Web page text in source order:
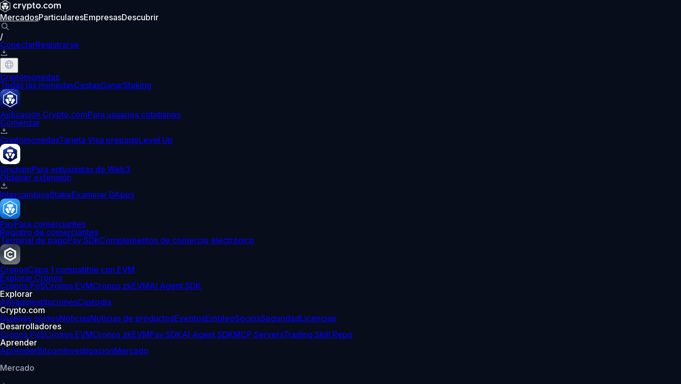
MercadosParticularesEmpresasDescubrir
/
ConectarRegistrarse
Criptomonedas
Todas las monedasCestasGanarStaking
Aplicación Crypto.comPara usuarios cotidianos
Comenzar
CriptomonedasTarjeta Visa prepagoLevel Up
OnchainPara entusiastas de Web3
Obtener extensión
IntercambiosStakeExaminar DApps
PayPara comerciantes
Registro de comerciantes
Terminal de pagoPay SDKComplementos de comercio electrónico
CronosCapa 1 compatible con EVM
Explorar Cronos
Cronos PoSCronos EVMCronos zkEVMAI Agent SDK
Explorar
AfiliadoInstitucionesCustodia
Crypto.com
Quiénes somosNoticiasNoticias de productosEventosEmpleoSociosSeguridadLicencias
Desarrolladores
Cronos PoSCronos EVMCronos zkEVMPay SDKAI Agent SDKMCP ServersTrading Skill Repo
Aprender
AprenderBitcoinInvestigaciónMercado
Mercado